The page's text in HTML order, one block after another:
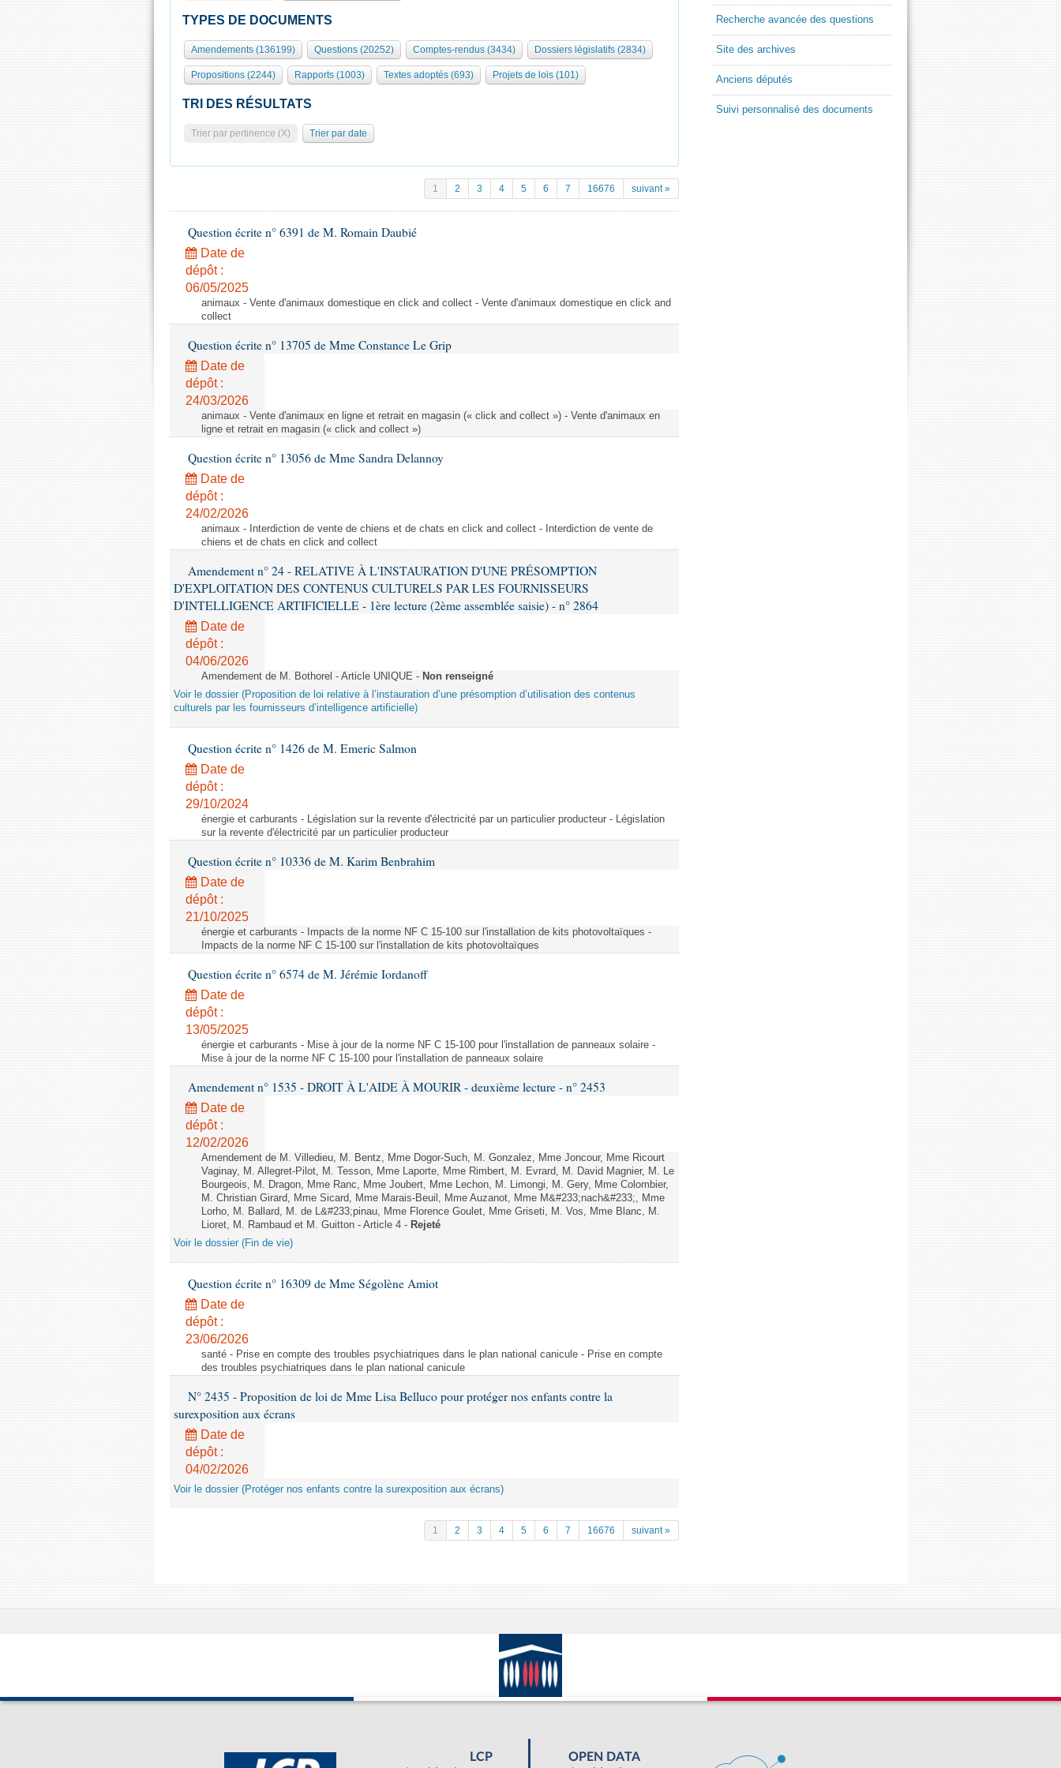
TYPES DE DOCUMENTS
Amendements (136199) Questions (20252) Comptes-rendus (3434) Dossiers législatifs (2834)
Propositions (2244) Rapports (1003) Textes adoptés (693) Projets de lois (101)
TRI DES RÉSULTATS
Trier par pertinence (X) Trier par date
1 2 3 4 5 6 7 16676 suivant »
Question écrite n° 6391 de M. Romain Daubié
Date de
dépôt :
06/05/2025
animaux - Vente d'animaux domestique en click and collect - Vente d'animaux domestique en click and
collect
Question écrite n° 13705 de Mme Constance Le Grip
Date de
dépôt :
24/03/2026
animaux - Vente d'animaux en ligne et retrait en magasin (« click and collect ») - Vente d'animaux en
ligne et retrait en magasin (« click and collect »)
Question écrite n° 13056 de Mme Sandra Delannoy
Date de
dépôt :
24/02/2026
animaux - Interdiction de vente de chiens et de chats en click and collect - Interdiction de vente de
chiens et de chats en click and collect
Amendement n° 24 - RELATIVE À L'INSTAURATION D'UNE PRÉSOMPTION
D'EXPLOITATION DES CONTENUS CULTURELS PAR LES FOURNISSEURS
D'INTELLIGENCE ARTIFICIELLE - 1ère lecture (2ème assemblée saisie) - n° 2864
Date de
dépôt :
04/06/2026
Amendement de M. Bothorel - Article UNIQUE - Non renseigné
Voir le dossier (Proposition de loi relative à l’instauration d’une présomption d’utilisation des contenus
culturels par les fournisseurs d’intelligence artificielle)
Question écrite n° 1426 de M. Emeric Salmon
Date de
dépôt :
29/10/2024
énergie et carburants - Législation sur la revente d'électricité par un particulier producteur - Législation
sur la revente d'électricité par un particulier producteur
Question écrite n° 10336 de M. Karim Benbrahim
Date de
dépôt :
21/10/2025
énergie et carburants - Impacts de la norme NF C 15-100 sur l'installation de kits photovoltaïques -
Impacts de la norme NF C 15-100 sur l'installation de kits photovoltaïques
Question écrite n° 6574 de M. Jérémie Iordanoff
Date de
dépôt :
13/05/2025
énergie et carburants - Mise à jour de la norme NF C 15-100 pour l'installation de panneaux solaire -
Mise à jour de la norme NF C 15-100 pour l'installation de panneaux solaire
Amendement n° 1535 - DROIT À L'AIDE À MOURIR - deuxième lecture - n° 2453
Date de
dépôt :
12/02/2026
Amendement de M. Villedieu, M. Bentz, Mme Dogor-Such, M. Gonzalez, Mme Joncour, Mme Ricourt
Vaginay, M. Allegret-Pilot, M. Tesson, Mme Laporte, Mme Rimbert, M. Evrard, M. David Magnier, M. Le
Bourgeois, M. Dragon, Mme Ranc, Mme Joubert, Mme Lechon, M. Limongi, M. Gery, Mme Colombier,
M. Christian Girard, Mme Sicard, Mme Marais-Beuil, Mme Auzanot, Mme M&#233;nach&#233;, Mme
Lorho, M. Ballard, M. de L&#233;pinau, Mme Florence Goulet, Mme Griseti, M. Vos, Mme Blanc, M.
Lioret, M. Rambaud et M. Guitton - Article 4 - Rejeté
Voir le dossier (Fin de vie)
Question écrite n° 16309 de Mme Ségolène Amiot
Date de
dépôt :
23/06/2026
santé - Prise en compte des troubles psychiatriques dans le plan national canicule - Prise en compte
des troubles psychiatriques dans le plan national canicule
N° 2435 - Proposition de loi de Mme Lisa Belluco pour protéger nos enfants contre la
surexposition aux écrans
Date de
dépôt :
04/02/2026
Voir le dossier (Protéger nos enfants contre la surexposition aux écrans)
1 2 3 4 5 6 7 16676 suivant »
Recherche avancée des questions
Site des archives
Anciens députés
Suivi personnalisé des documents
LCP
OPEN DATA